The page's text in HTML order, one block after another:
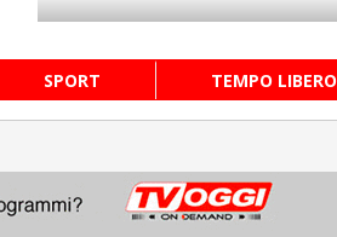
SPORT TEMPO LIBERO